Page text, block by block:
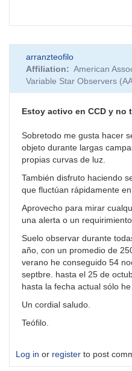
arranzteofilo
Affiliation
American
Variable Star Observers
Estoy activo en CCD y no
Sobretodo me gusta hacer
objeto durante largas
propias curvas de luz.
También disfruto haciendo
que fluctúan rápidamente
Aprovecho para mirar
una alerta o un
Suelo observar durante
año, con un promedio de
verano he conseguido 54
septbre. hasta el 25 de
hasta la fecha actual sólo
Un cordial saludo.
Teófilo.
Log in or register to post